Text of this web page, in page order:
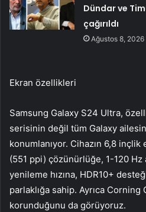
Dündar ve
çağırıldı
Ağustos 8, 2026
Ekran özellikleri
Samsung Galaxy S24 Ultra,
serisinin değil tüm Galaxy
konumlanıyor. Cihazın 6,8
(551 ppi) çözünürlüğe, 1-120 Hz
yenileme hızına, HDR10+
parlaklığa sahip. Ayrıca
korunduğunu da görüyoruz.